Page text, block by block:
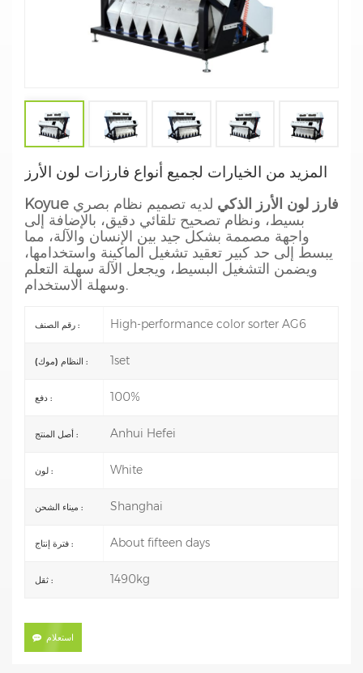
المزيد من الخيارات لجميع أنواع فارزات لون الأرز
Koyue فارز لون الأرز الذكي لديه تصميم نظام بصري
بسيط، ونظام تصحيح تلقائي دقيق، بالإضافة إلى
واجهة مصممة بشكل جيد بين الإنسان والآلة، مما
يبسط إلى حد كبير تعقيد تشغيل الماكينة واستخدامها،
ويضمن التشغيل البسيط، ويجعل الآلة سهلة التعلم
وسهلة الاستخدام.
رقم الصنف : High-performance color sorter AG6
النظام (موك) : 1set
دفع : 100%
أصل المنتج : Anhui Hefei
لون : White
ميناء الشحن : Shanghai
فترة إنتاج : About fifteen days
ثقل : 1490kg
استعلام